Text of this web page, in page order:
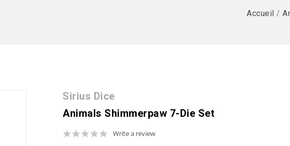
Accueil /
Sirius Dice
Animals Shimmerpaw 7-Die Set
0.0
Write a review